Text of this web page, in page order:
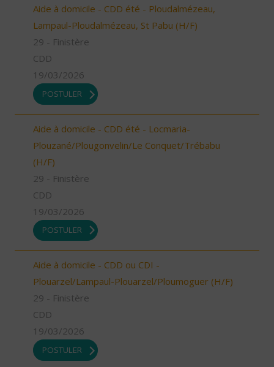
Aide à domicile - CDD été - Ploudalmézeau,
Lampaul-Ploudalmézeau, St Pabu (H/F)
29 - Finistère
CDD
19/03/2026
POSTULER
Aide à domicile - CDD été - Locmaria-
Plouzané/Plougonvelin/Le Conquet/Trébabu
(H/F)
29 - Finistère
CDD
19/03/2026
POSTULER
Aide à domicile - CDD ou CDI -
Plouarzel/Lampaul-Plouarzel/Ploumoguer (H/F)
29 - Finistère
CDD
19/03/2026
POSTULER